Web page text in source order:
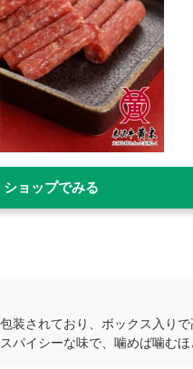
ショップでみる
装されており、ボックス入り
パイシーな味で、噛めば噛むほ